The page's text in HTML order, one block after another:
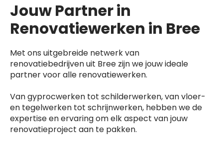
Jouw Partner in
Renovatiewerken in Bree
Met ons uitgebreide netwerk van
renovatiebedrijven uit Bree zijn we jouw ideale
partner voor alle renovatiewerken.
Van gyprocwerken tot schilderwerken, van vloer-
en tegelwerken tot schrijnwerken, hebben we de
expertise en ervaring om elk aspect van jouw
renovatieproject aan te pakken.